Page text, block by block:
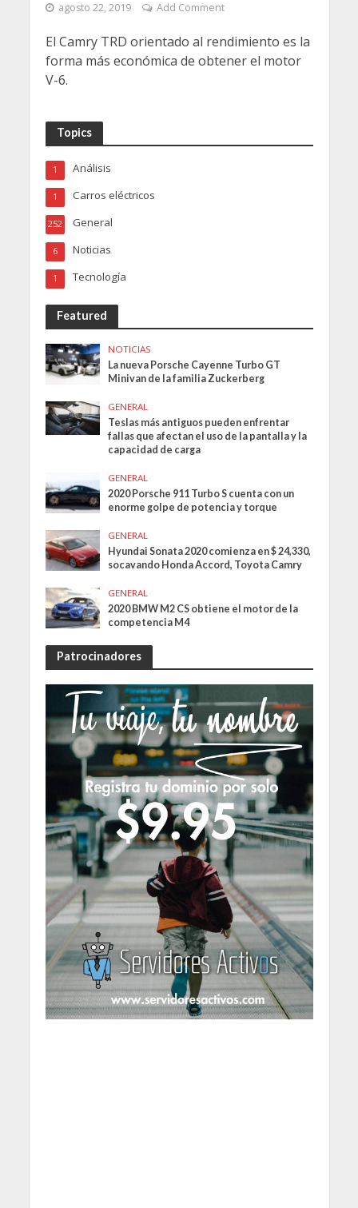
agosto 22, 2019 Add Comment
El Camry TRD orientado al rendimiento es la
forma más económica de obtener el motor
V-6.
Topics
Análisis
1
Carros eléctricos
1
General
252
Noticias
6
Tecnología
1
Featured
NOTICIAS
La nueva Porsche Cayenne Turbo GT
Minivan de la familia Zuckerberg
GENERAL
Teslas más antiguos pueden enfrentar
fallas que afectan el uso de la pantalla y la
capacidad de carga
GENERAL
2020 Porsche 911 Turbo S cuenta con un
enorme golpe de potencia y torque
GENERAL
Hyundai Sonata 2020 comienza en $ 24,330,
socavando Honda Accord, Toyota Camry
GENERAL
2020 BMW M2 CS obtiene el motor de la
competencia M4
Patrocinadores